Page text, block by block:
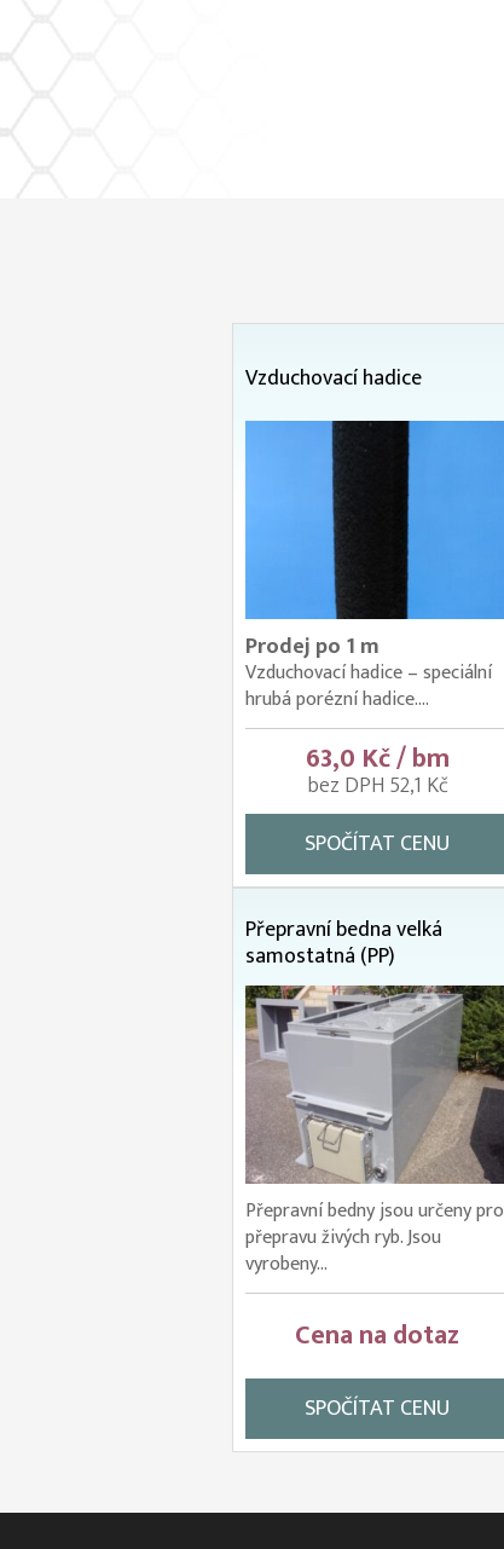
Vzduchovací hadice
Prodej po 1 m
Vzduchovací hadice – speciální
hrubá porézní hadice....
63,0 Kč / bm
bez DPH 52,1 Kč
SPOČÍTAT CENU
Přepravní bedna velká
samostatná (PP)
Přepravní bedny jsou určeny pro
přepravu živých ryb. Jsou
vyrobeny...
Cena na dotaz
SPOČÍTAT CENU